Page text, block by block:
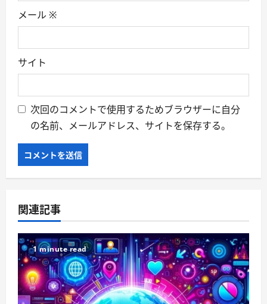
メール ※
サイト
次回のコメントで使用するためブラウザーに自分
の名前、メールアドレス、サイトを保存する。
関連記事
1 minute read